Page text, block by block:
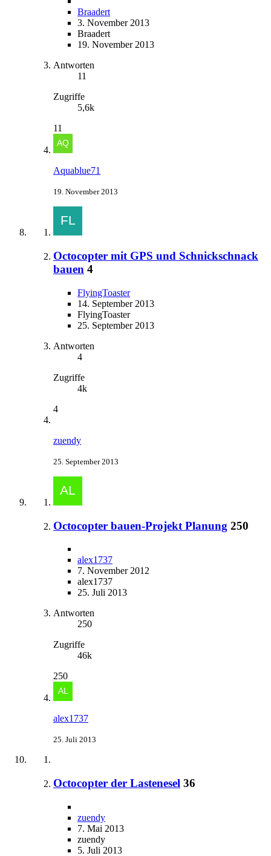
Braadert
3. November 2013
Braadert
19. November 2013
Antworten
11
Zugriffe
5,6k
11
Aquablue71
19. November 2013
Octocopter mit GPS und Schnickschnack
bauen 4
FlyingToaster
14. September 2013
FlyingToaster
25. September 2013
Antworten
4
Zugriffe
4k
4
zuendy
25. September 2013
Octocopter bauen-Projekt Planung 250
alex1737
7. November 2012
alex1737
25. Juli 2013
Antworten
250
Zugriffe
46k
250
alex1737
25. Juli 2013
Octocopter der Lastenesel 36
zuendy
7. Mai 2013
zuendy
5. Juli 2013